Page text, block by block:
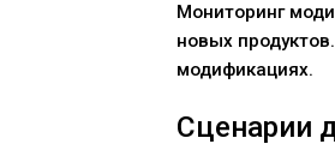
Мониторинг
новых
модификациях.
Сценарии